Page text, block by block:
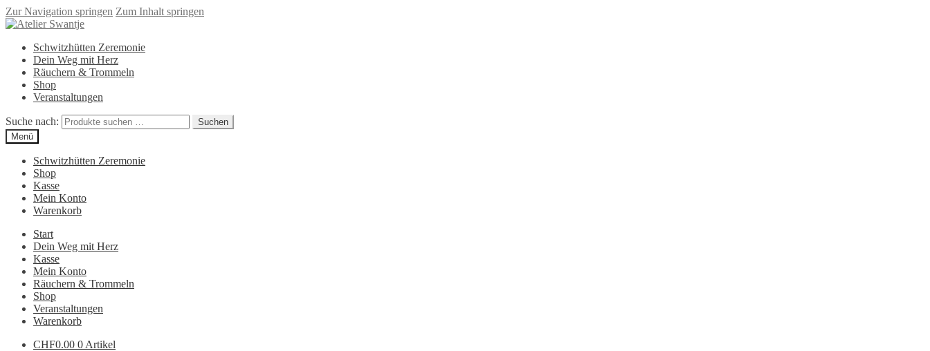
Zur Navigation springen Zum Inhalt springen
Schwitzhütten Zeremonie
Dein Weg mit Herz
Räuchern & Trommeln
Shop
Veranstaltungen
Suche nach:
Suchen
Menü
Schwitzhütten Zeremonie
Shop
Kasse
Mein Konto
Warenkorb
Start
Dein Weg mit Herz
Kasse
Mein Konto
Räuchern & Trommeln
Shop
Veranstaltungen
Warenkorb
CHF0.00 0 Artikel